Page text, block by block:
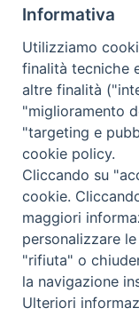
Informativa
Utilizziamo
finalità tecniche
altre finalità
"miglioramento
"targeting e
cookie policy.
Cliccando su
cookie.
maggiori
personalizzare
"rifiuta" o
la navigazione
Ulteriori